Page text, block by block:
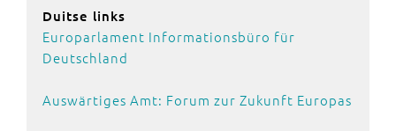
Duitse links
Europarlament Informationsbüro für
Deutschland
Auswärtiges Amt: Forum zur Zukunft Europas